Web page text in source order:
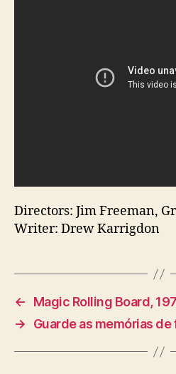
Directors: Jim Freeman,
Writer: Drew Karrigdon
←
Magic Rolling Board,
→
Guarde as memórias de